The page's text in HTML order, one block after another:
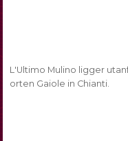
L'Ultimo Mulino ligger
orten Gaiole in Chianti.